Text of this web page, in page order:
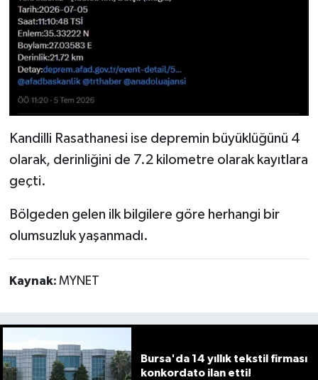
Kandilli Rasathanesi ise depremin büyüklüğünü 4
olarak, derinliğini de 7.2 kilometre olarak kayıtlara
geçti.
Bölgeden gelen ilk bilgilere göre herhangi bir
olumsuzluk yaşanmadı.
Kaynak: MYNET
Bursa'da 14 yıllık tekstil firması
konkordato ilan etti!